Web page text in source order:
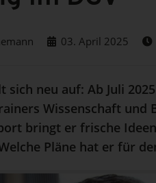
03. April 2025
sich neu auf: Ab Juli
Wissenschaft
bringt er frische
Pläne hat er für